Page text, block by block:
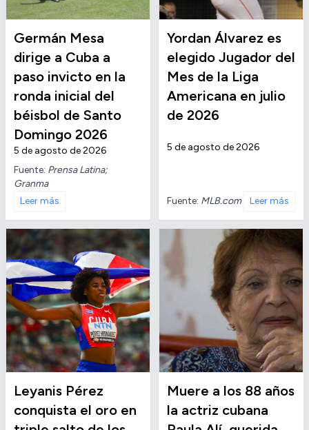
Germán Mesa
dirige a Cuba a
paso invicto en la
ronda inicial del
béisbol de Santo
Domingo 2026
5 de agosto de 2026
Fuente: Prensa Latina;
Granma
Leer más
Yordan Álvarez es
elegido Jugador del
Mes de la Liga
Americana en julio
de 2026
5 de agosto de 2026
Fuente: MLB.com Leer más
Leyanis Pérez
conquista el oro en
Muere a los 88 años
la actriz cubana